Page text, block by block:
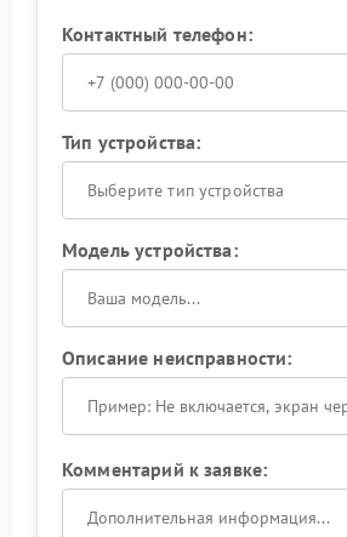
Контактный телефон:
Тип устройства:
Выберите тип устройства
Модель устройства:
Описание неисправности:
Комментарий к заявке: